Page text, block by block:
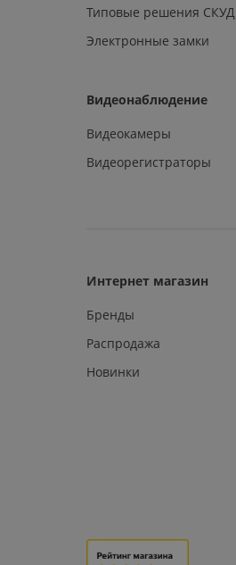
Типовые решения СКУД
Электронные замки
Видеонаблюдение
Видеокамеры
Видеорегистраторы
Интернет магазин
Бренды
Распродажа
Новинки